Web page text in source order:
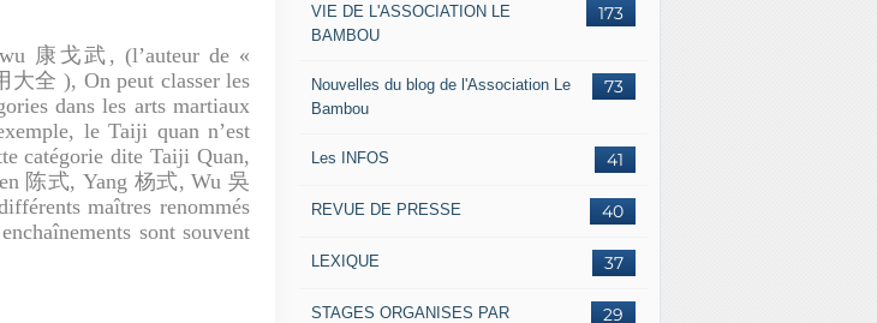
康戈武, (l’auteur de «
大全 ), On peut classer les
dans les arts martiaux
le Taiji quan n’est
catégorie dite Taiji Quan,
陈式, Yang 杨式, Wu 吳
maîtres renommés
sont souvent
173
VIE DE L'ASSOCIATION LE
BAMBOU
73
Nouvelles du blog de l'Association Le
Bambou
41
Les INFOS
40
REVUE DE PRESSE
37
LEXIQUE
29
STAGES ORGANISES PAR